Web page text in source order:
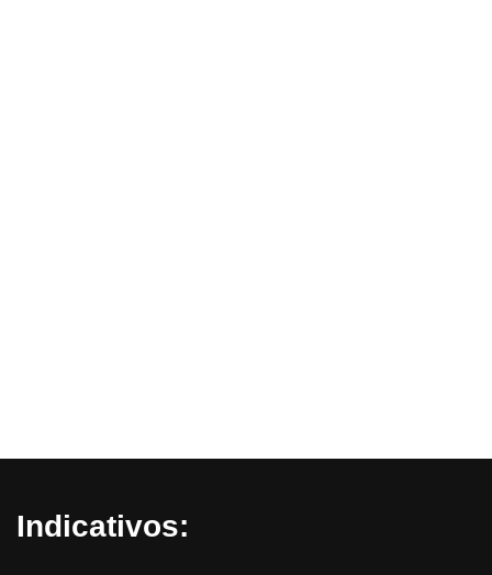
Indicativos: